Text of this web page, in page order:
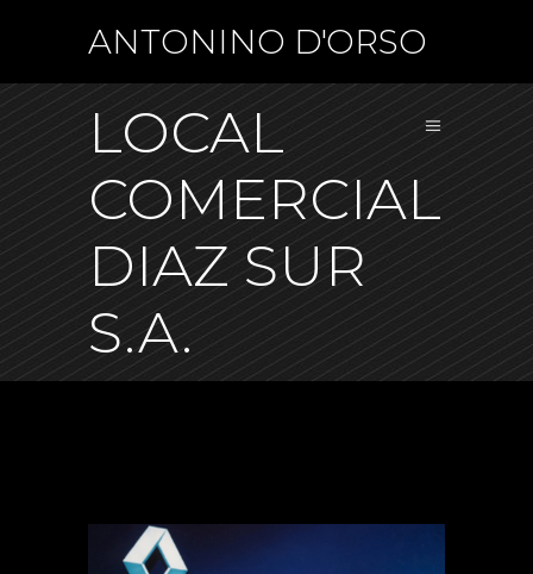
ANTONINO D'ORSO
LOCAL
COMERCIAL
DIAZ SUR
S.A.